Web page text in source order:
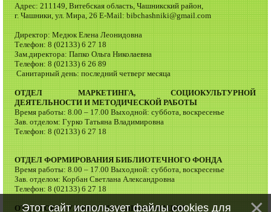
Адрес: 211149, Витебская область, Чашникский район,
г. Чашники, ул. Мира, 26 E-Mail: bibchashniki@gmail.com
Директор: Медюк Елена Леонидовна
Телефон: 8 (02133) 6 27 18
Зам.директора: Папко Ольга Николаевна
Телефон: 8 (02133) 6 26 89
Санитарный день: последний четверг месяца
ОТДЕЛ МАРКЕТИНГА, СОЦИОКУЛЬТУРНОЙ
ДЕЯТЕЛЬНОСТИ И МЕТОДИЧЕСКОЙ РАБОТЫ
Время работы: 8.00 – 17.00 Выходной: суббота, воскресенье
Зав. отделом: Гурко Татьяна Владимировна
Телефон: 8 (02133) 6 27 18
ОТДЕЛ ФОРМИРОВАНИЯ БИБЛИОТЕЧНОГО ФОНДА
Время работы: 8.00 – 17.00 Выходной: суббота, воскресенье
Зав. отделом: Корбан Светлана Александровна
Телефон: 8 (02133) 6 27 18
ОТДЕЛ ОБСЛУЖИВАНИЯ И ИНФОРМАЦИИ
Этот сайт использует файлы cookies для